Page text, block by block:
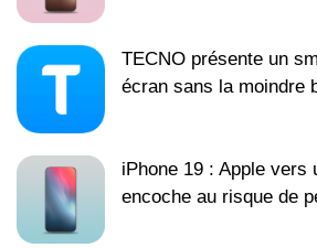
TECNO présente un
écran sans la moindre
iPhone 19 : Apple vers
encoche au risque de